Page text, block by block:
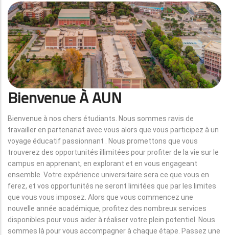
Bienvenue À AUN
Bienvenue à nos chers étudiants. Nous sommes ravis de
travailler en partenariat avec vous alors que vous participez à un
voyage éducatif passionnant . Nous promettons que vous
trouverez des opportunités illimitées pour profiter de la vie sur le
campus en apprenant, en explorant et en vous engageant
ensemble. Votre expérience universitaire sera ce que vous en
ferez, et vos opportunités ne seront limitées que par les limites
que vous vous imposez. Alors que vous commencez une
nouvelle année académique, profitez des nombreux services
disponibles pour vous aider à réaliser votre plein potentiel. Nous
sommes là pour vous accompagner à chaque étape. Passez une